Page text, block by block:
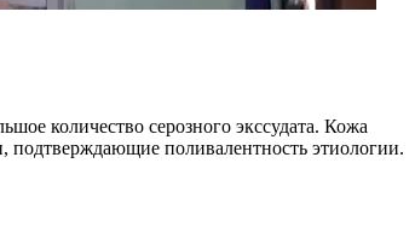
количество серозного экссудата. Кожа
подтверждающие поливалентность этиологии.